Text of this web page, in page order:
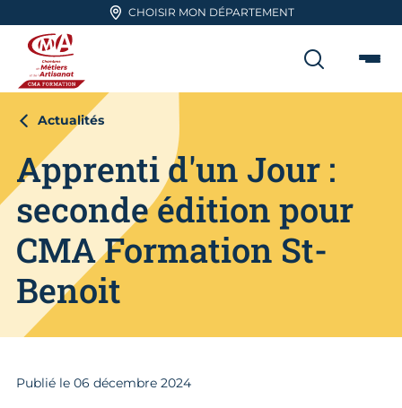
Aller en haut de pageCHOISIR MON DÉPARTEMENT
CMA FORMATION
Actualités
Apprenti d'un Jour :
seconde édition pour
CMA Formation St-
Benoit
Publié le 06 décembre 2024